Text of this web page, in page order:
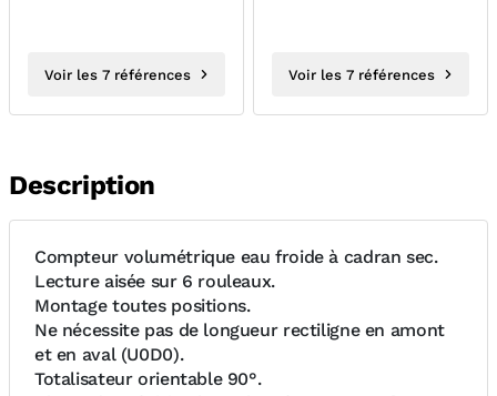
Voir les 7 références Voir les 7 références
Description
Compteur volumétrique eau froide à cadran sec.
Lecture aisée sur 6 rouleaux.
Montage toutes positions.
Ne nécessite pas de longueur rectiligne en amont
et en aval (U0D0).
Totalisateur orientable 90°.